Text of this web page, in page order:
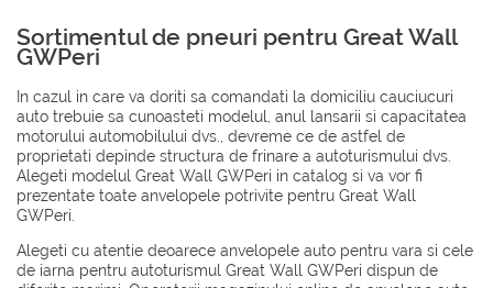
Sortimentul de pneuri pentru Great Wall
GWPeri
In cazul in care va doriti sa comandati la domiciliu cauciucuri
auto trebuie sa cunoasteti modelul, anul lansarii si capacitatea
motorului automobilului dvs., devreme ce de astfel de
proprietati depinde structura de frinare a autoturismului dvs.
Alegeti modelul Great Wall GWPeri in catalog si va vor fi
prezentate toate anvelopele potrivite pentru Great Wall
GWPeri.
Alegeti cu atentie deoarece anvelopele auto pentru vara si cele
de iarna pentru autoturismul Great Wall GWPeri dispun de